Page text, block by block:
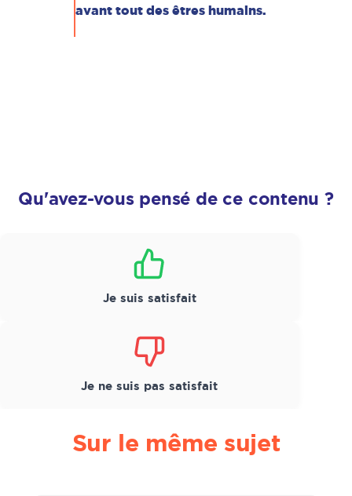
avant tout des êtres humains.
Qu'avez-vous pensé de ce contenu ?
Je suis satisfait
Je ne suis pas satisfait
Sur le même sujet